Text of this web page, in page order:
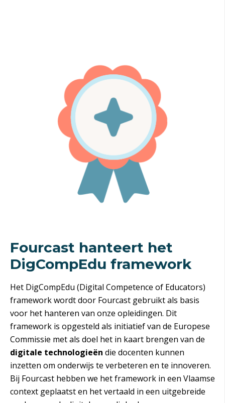
Fourcast hanteert het
DigCompEdu framework
Het DigCompEdu (Digital Competence of Educators)
framework wordt door Fourcast gebruikt als basis
voor het hanteren van onze opleidingen. Dit
framework is opgesteld als initiatief van de Europese
Commissie met als doel het in kaart brengen van de
digitale technologieën die docenten kunnen
inzetten om onderwijs te verbeteren en te innoveren.
Bij Fourcast hebben we het framework in een Vlaamse
context geplaatst en het vertaald in een uitgebreide